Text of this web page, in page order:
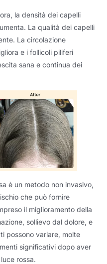
la densità dei capelli
La qualità dei capelli
La circolazione
e i follicoli piliferi
sana e continua dei
è un metodo non invasivo,
che può fornire
il miglioramento della
sollievo dal dolore, e
possono variare, molte
significativi dopo aver
rossa.